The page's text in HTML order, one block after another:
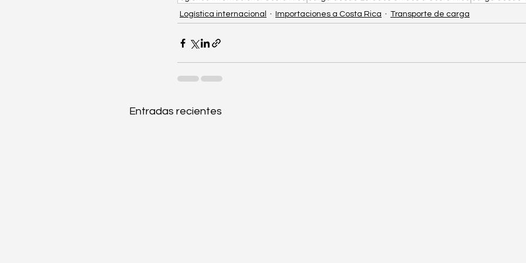
Logística internacional
Importaciones a Costa Rica Transporte de carga
Entradas recientes